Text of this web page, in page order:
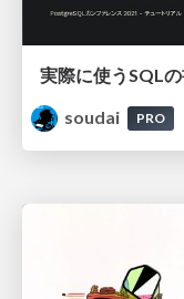
soudai
PRO